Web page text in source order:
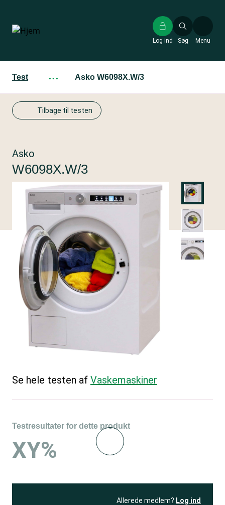
hovedindhold
Søg
Log ind Menu
Test ··· Asko W6098X.W/3
Tilbage til testen
Asko
W6098X.W/3
Se hele testen af Vaskemaskiner
Testresultater for dette produkt
XY%
Allerede medlem? Log ind